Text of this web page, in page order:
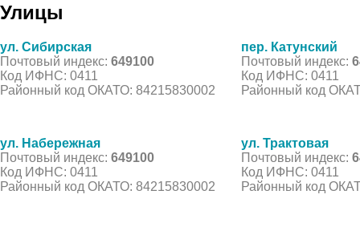
Улицы
ул. Сибирская
Почтовый индекс: 649100
Код ИФНС: 0411
Районный код ОКАТО: 84215830002
пер. Катунский
Почтовый индекс:
Код ИФНС: 0411
Районный код
ул. Набережная
Почтовый индекс: 649100
Код ИФНС: 0411
Районный код ОКАТО: 84215830002
ул. Трактовая
Почтовый индекс:
Код ИФНС: 0411
Районный код